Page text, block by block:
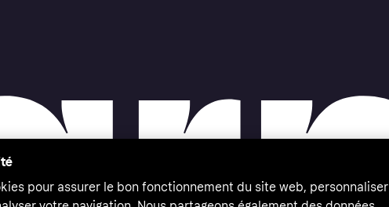
pour assurer le bon fonctionnement du site web, personnaliser